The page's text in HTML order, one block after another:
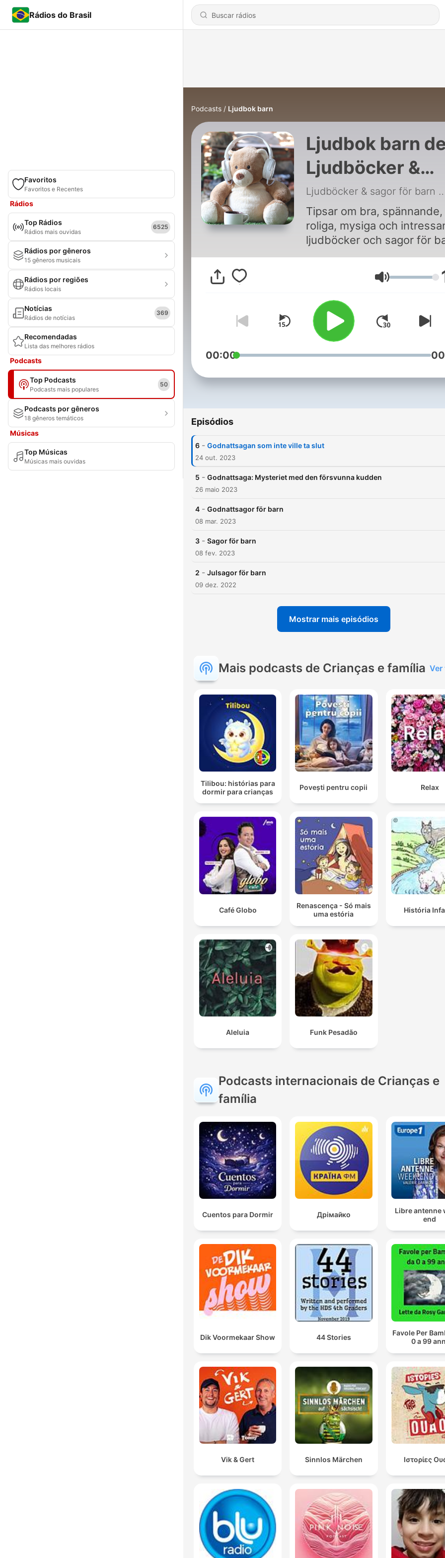
Rádios do Brasil
Favoritos
Favoritos e Recentes
Rádios
Top Rádios
Rádios mais ouvidas
6525
Rádios por gêneros
15 gêneros musicais
Rádios por regiões
Rádios locais
Notícias
Rádios de notícias
369
Recomendadas
Lista das melhores rádios
Podcasts
Top Podcasts
Podcasts mais populares
50
Podcasts por gêneros
18 gêneros temáticos
Músicas
Top Músicas
Músicas mais ouvidas
Podcasts Ljudbok barn
Ljudbok barn
Ljudböcker &
sagor för barn
Ljudböcker & sagor för barn |
Tipsar om bra, spännande,
roliga, mysiga och
ljudböcker och sagor för
alla åldrar
(https://
En bra ljudbok kan få såväl
barn som vuxna
timmar. Vissa ljudböcker
lyssnar man lite på varje
Andra är korta och gör så
man kan lyssna på samma
alltid bra att ha några nya
exempel ska ut och resa
barnen. Vi tipsar förstås
godnattsaga innan man
Volume
00:00
Episódios
6 - Godnattsagan som inte ville ta slut
24 out. 2023
5 - Godnattsaga: Mysteriet med den försvunna kudden
26 maio 2023
4 - Godnattsagor för barn
08 mar. 2023
3 - Sagor för barn
08 fev. 2023
2 - Julsagor för barn
09 dez. 2022
Mostrar mais episódios
Mais podcasts de Crianças e família Ver
Tilibou: histórias para
dormir para crianças
Povești pentru copii Relax
Café Globo
Renascença - Só mais
uma estória
História
Aleluia Funk Pesadão
Podcasts internacionais de Crianças e
família
Cuentos para Dormir Дрімайко
Libre antenne
end
Dik Voormekaar Show 44 Stories
Favole Per
0 a 99
Vik & Gert Sinnlos Märchen Ιστορίες